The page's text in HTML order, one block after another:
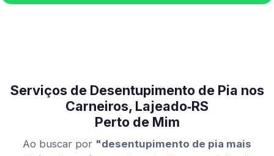
Serviços de Desentupimento de Pia nos
Carneiros, Lajeado‑RS
Perto de Mim
Ao buscar por "desentupimento de pia mais